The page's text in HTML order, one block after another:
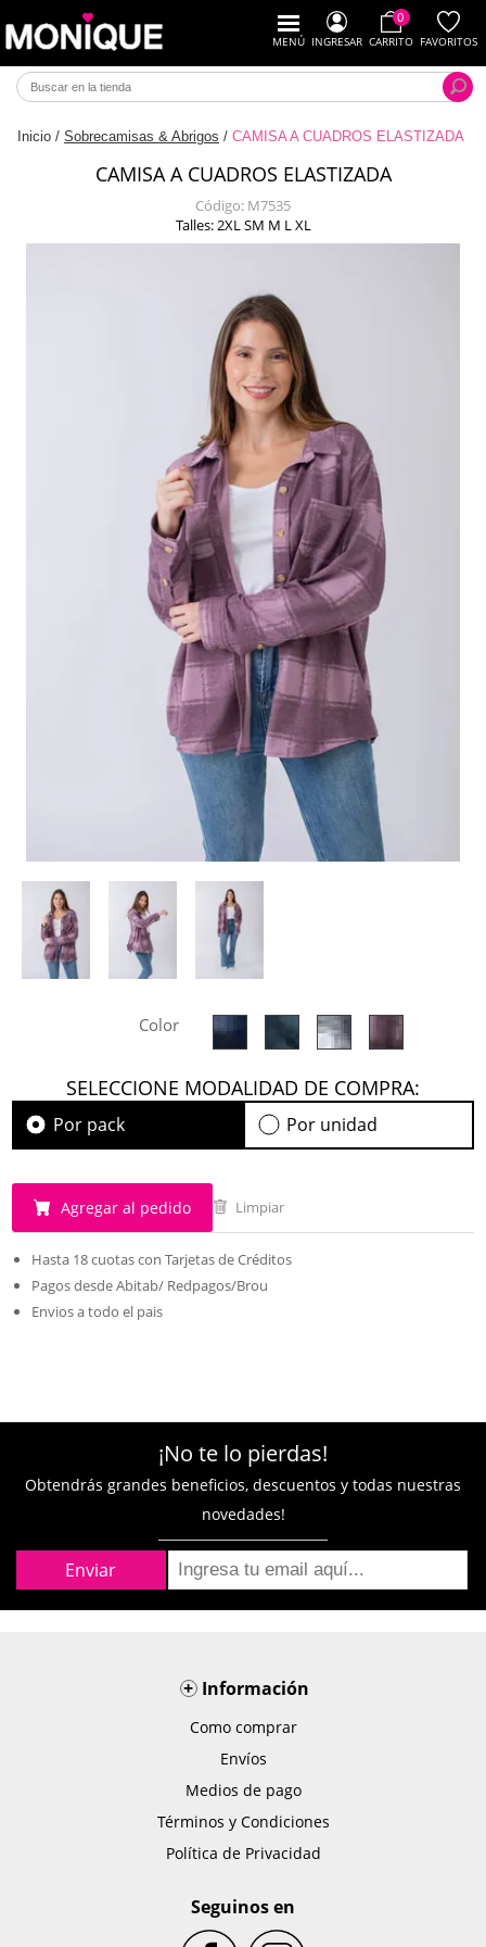
MENÚ INGRESAR
0
CARRITO FAVORITOS
Inicio / Sobrecamisas & Abrigos / CAMISA A CUADROS ELASTIZADA
CAMISA A CUADROS ELASTIZADA
Código: M7535
Talles: 2XL SM M L XL
Color
SELECCIONE MODALIDAD DE COMPRA:
Por pack Por unidad
Agregar al pedido Limpiar
Hasta 18 cuotas con Tarjetas de Créditos
Pagos desde Abitab/ Redpagos/Brou
Envios a todo el pais
¡No te lo pierdas!
Obtendrás grandes beneficios, descuentos y todas nuestras
novedades!
+Información
Como comprar
Envíos
Medios de pago
Términos y Condiciones
Política de Privacidad
Seguinos en